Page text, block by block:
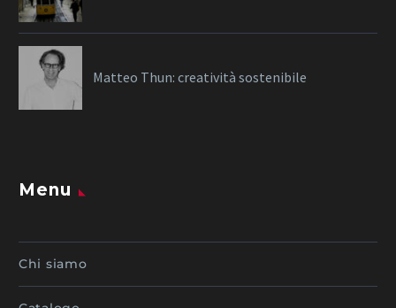
Matteo Thun: creatività sostenibile
Menu
Chi siamo